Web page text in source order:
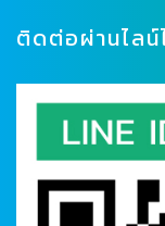
ติดต่อผ่านไลน์